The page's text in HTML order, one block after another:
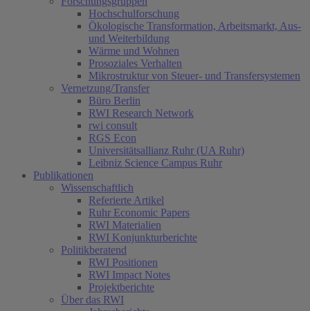
Hochschulforschung
Ökologische Transformation, Arbeitsmarkt, Aus-
und Weiterbildung
Wärme und Wohnen
Prosoziales Verhalten
Mikrostruktur von Steuer- und Transfersystemen
Vernetzung/Transfer
Büro Berlin
RWI Research Network
rwi consult
RGS Econ
Universitätsallianz Ruhr (UA Ruhr)
Leibniz Science Campus Ruhr
Publikationen
Wissenschaftlich
Referierte Artikel
Ruhr Economic Papers
RWI Materialien
RWI Konjunkturberichte
Politikberatend
RWI Positionen
RWI Impact Notes
Projektberichte
Über das RWI